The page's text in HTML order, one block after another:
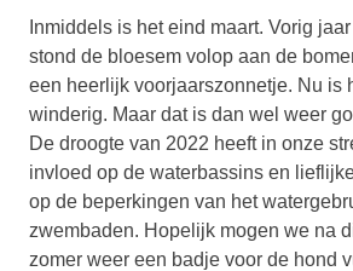
Inmiddels is het eind maart. Vorig
stond de bloesem volop aan de
een heerlijk voorjaarszonnetje. Nu is
winderig. Maar dat is dan wel weer
De droogte van 2022 heeft in onze
invloed op de waterbassins en
op de beperkingen van het
zwembaden. Hopelijk mogen we na
zomer weer een badje voor de hond